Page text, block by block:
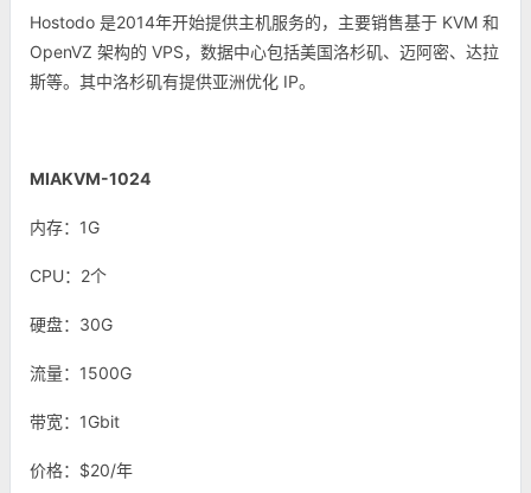
Hostodo 是2014年开始提供主机服务的，主要销售基于 KVM 和
OpenVZ 架构的 VPS，数据中心包括美国洛杉矶、迈阿密、达拉
斯等。其中洛杉矶有提供亚洲优化 IP。
MIAKVM-1024
内存：1G
CPU：2个
硬盘：30G
流量：1500G
带宽：1Gbit
价格：$20/年